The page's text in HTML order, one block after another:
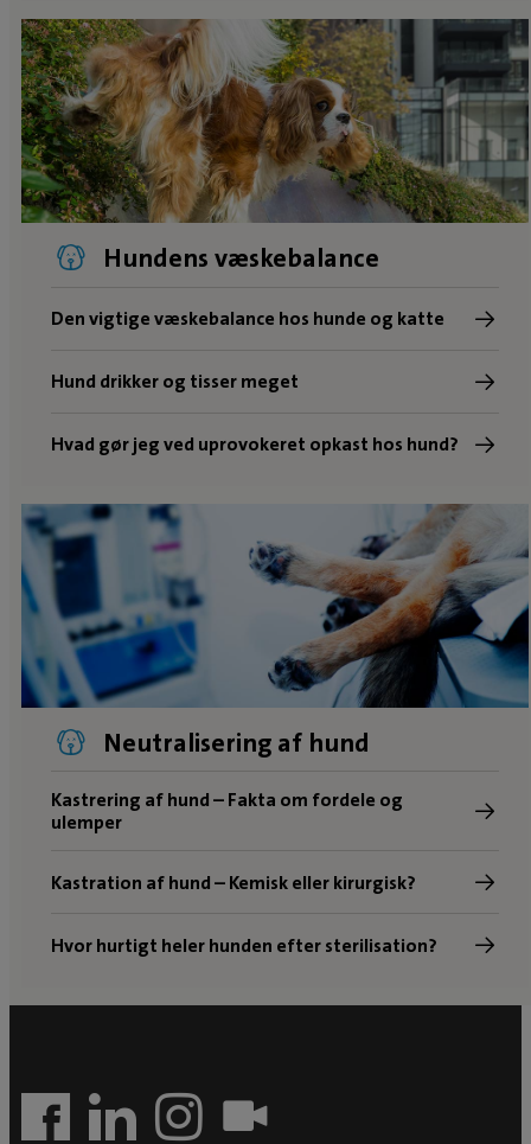
Hundens væskebalance
Den vigtige væskebalance hos hunde og katte
Hund drikker og tisser meget
Hvad gør jeg ved uprovokeret opkast hos hund?
Neutralisering af hund
Kastrering af hund – Fakta om fordele og
ulemper
Kastration af hund – Kemisk eller kirurgisk?
Hvor hurtigt heler hunden efter sterilisation?